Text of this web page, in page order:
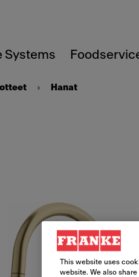
Systems
Hanat
This website uses
website. We also